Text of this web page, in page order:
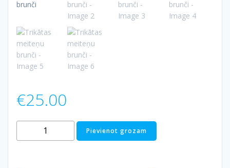
€25.00
Trikātas
meiteņu
Pievienot grozam